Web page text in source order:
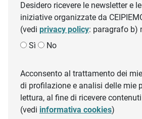
Desidero ricevere le newsletter e
iniziative organizzate da
(vedi privacy policy: paragrafo b)
Sì
No
Acconsento al trattamento dei
di profilazione e analisi delle mie
lettura, al fine di ricevere
(vedi informativa cookies)